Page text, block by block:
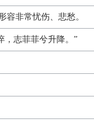
容非常忧伤、悲愁。
，志菲菲兮升降。”